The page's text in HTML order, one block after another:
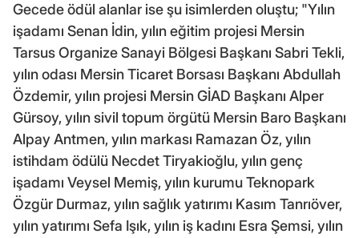
Gecede ödül alanlar ise şu isimlerden oluştu; "Yılın
işadamı Senan İdin, yılın eğitim projesi Mersin
Tarsus Organize Sanayi Bölgesi Başkanı Sabri Tekli,
yılın odası Mersin Ticaret Borsası Başkanı Abdullah
Özdemir, yılın projesi Mersin GİAD Başkanı Alper
Gürsoy, yılın sivil topum örgütü Mersin Baro Başkanı
Alpay Antmen, yılın markası Ramazan Öz, yılın
istihdam ödülü Necdet Tiryakioğlu, yılın genç
işadamı Veysel Memiş, yılın kurumu Teknopark
Özgür Durmaz, yılın sağlık yatırımı Kasım Tanrıöver,
yılın yatırımı Sefa Işık, yılın iş kadını Esra Şemsi, yılın